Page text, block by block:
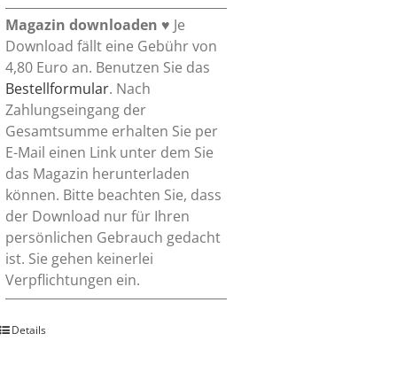
Magazin downloaden ♥ Je
Download fällt eine Gebühr von
4,80 Euro an. Benutzen Sie das
Bestellformular. Nach
Zahlungseingang der
Gesamtsumme erhalten Sie per
E-Mail einen Link unter dem Sie
das Magazin herunterladen
können. Bitte beachten Sie, dass
der Download nur für Ihren
persönlichen Gebrauch gedacht
ist. Sie gehen keinerlei
Verpflichtungen ein.
Details